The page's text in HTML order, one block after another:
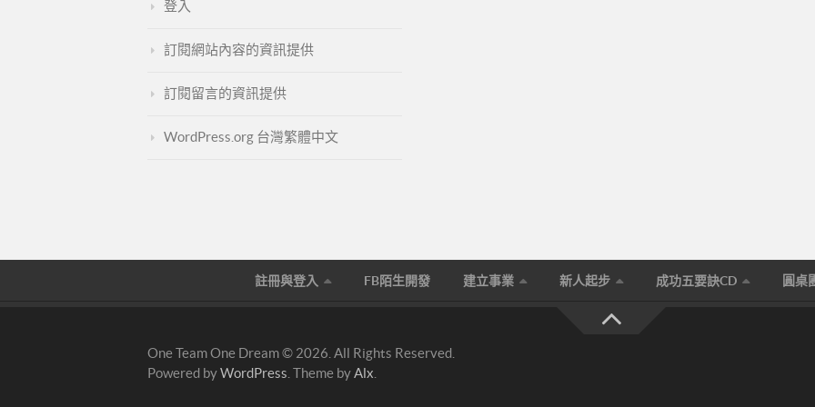
登入
訂閱網站內容的資訊提供
訂閱留言的資訊提供
WordPress.org 台灣繁體中文
註冊與登入 FB陌生開發 建立事業 新人起步 成功五要訣CD 圓桌
One Team One Dream © 2026. All Rights Reserved.
Powered byWordPress . Theme byAlx